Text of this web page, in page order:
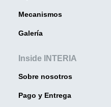
Mecanismos
Galería
Inside INTERIA
Sobre nosotros
Pago y Entrega